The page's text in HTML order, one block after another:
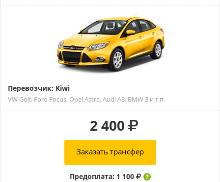
Перевозчик: Kiwi
VW Golf, Ford Focus, Opel Astra, Audi A3, BMW 3 и т.п.
2 400
Заказать трансфер
Предоплата: 1 100